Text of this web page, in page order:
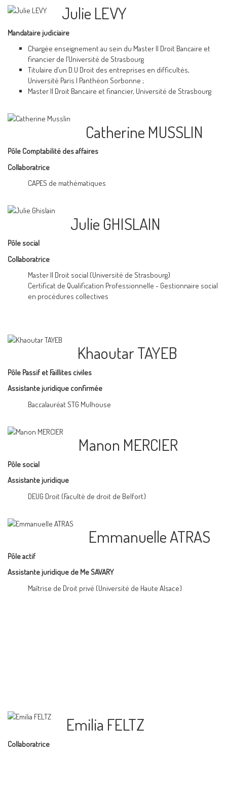
Julie LEVY
Mandataire judiciaire
Chargée enseignement au sein du Master II Droit Bancaire et
financier de l’Université de Strasbourg
Titulaire d’un D.U Droit des entreprises en difficultés,
Université Paris I Panthéon Sorbonne ;
Master Il Droit Bancaire et financier, Université de Strasbourg
Catherine MUSSLIN
Pôle Comptabilité des affaires
Collaboratrice
CAPES de mathématiques
Julie GHISLAIN
Pôle social
Collaboratrice
Master II Droit social (Université de Strasbourg)
Certificat de Qualification Professionnelle - Gestionnaire social
en procédures collectives
Khaoutar TAYEB
Pôle Passif et Faillites civiles
Assistante juridique confirmée
Baccalauréat STG Mulhouse
Manon MERCIER
Pôle social
Assistante juridique
DEUG Droit (Faculté de droit de Belfort)
Emmanuelle ATRAS
Pôle actif
Assistante juridique de Me SAVARY
Maîtrise de Droit privé (Université de Haute Alsace)
Emilia FELTZ
Collaboratrice